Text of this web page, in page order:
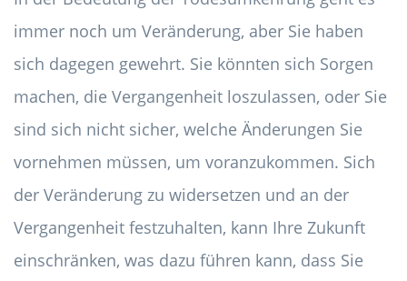
immer noch um Veränderung, aber Sie haben
sich dagegen gewehrt. Sie könnten sich Sorgen
machen, die Vergangenheit loszulassen, oder Sie
sind sich nicht sicher, welche Änderungen Sie
vornehmen müssen, um voranzukommen. Sich
der Veränderung zu widersetzen und an der
Vergangenheit festzuhalten, kann Ihre Zukunft
einschränken, was dazu führen kann, dass Sie